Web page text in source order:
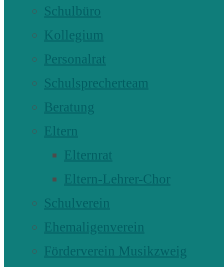
Schulbüro
Kollegium
Personalrat
Schulsprecherteam
Beratung
Eltern
Elternrat
Eltern-Lehrer-Chor
Schulverein
Ehemaligenverein
Förderverein Musikzweig